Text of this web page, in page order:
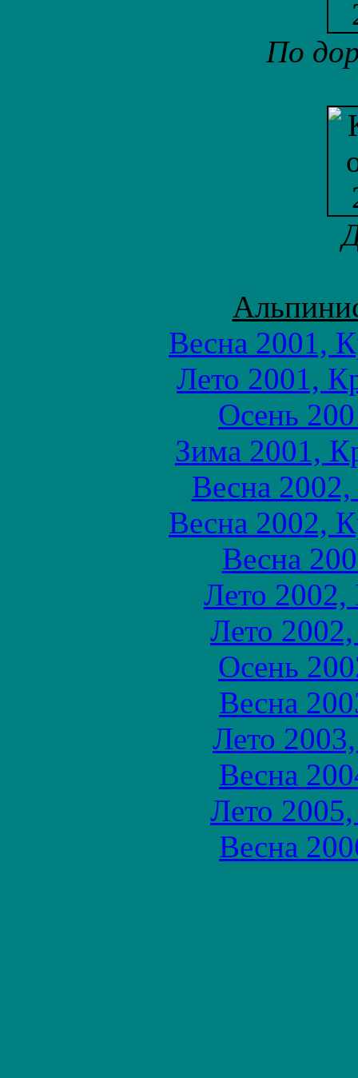
По
Весна 2001,
Лето 2001,
Осень
Зима 2001,
Весна
Весна 2002,
Весна
Лето
Лето
Осень
Весна
Лето
Весна
Лето
Весна